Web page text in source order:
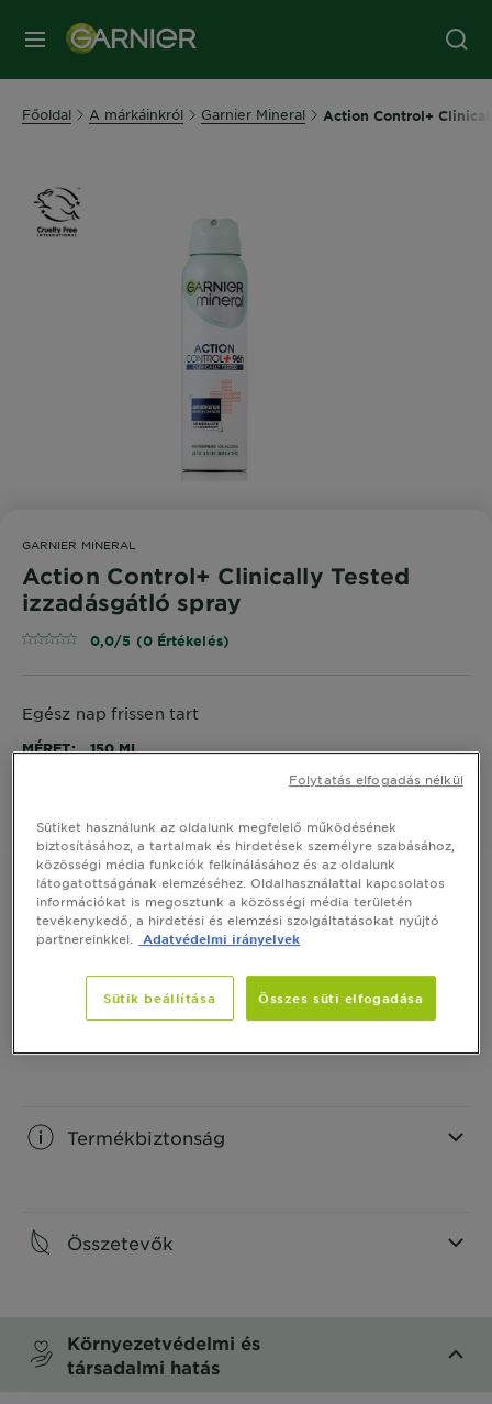
MENÜ
Főoldal A márkáinkról Garnier Mineral Action Control+
GARNIER MINERAL
Action Control+ Clinically Tested
izzadásgátló spray
0,0/5 (0 Értékelés)
Egész nap frissen tart
MÉRET 150 ML
Termék Információ
CLOSE SUBPANEL
Termékbiztonság
Összetevők
Környezetvédelmi és
társadalmi hatás
Sütiket használunk az oldalunk megfelelő működésének
biztosításához, a tartalmak és hirdetések személyre szabásához,
közösségi média funkciók felkínálásához és az oldalunk
látogatottságának elemzéséhez. Oldalhasználattal kapcsolatos
információkat is megosztunk a közösségi média területén
tevékenykedő, a hirdetési és elemzési szolgáltatásokat nyújtó
partnereinkkel.
Adatvédelmi irányelvek
Sütik beállítása Összes süti elfogadása
Folytatás elfogadás nélkül